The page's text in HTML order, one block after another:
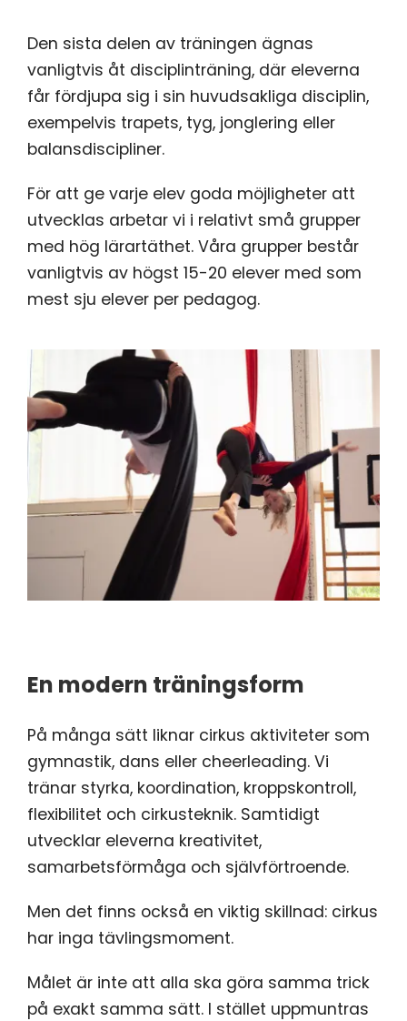
Den sista delen av träningen ägnas
vanligtvis åt disciplinträning, där eleverna
får fördjupa sig i sin huvudsakliga disciplin,
exempelvis trapets, tyg, jonglering eller
balansdiscipliner.
För att ge varje elev goda möjligheter att
utvecklas arbetar vi i relativt små grupper
med hög lärartäthet. Våra grupper består
vanligtvis av högst 15-20 elever med som
mest sju elever per pedagog.
En modern träningsform
På många sätt liknar cirkus aktiviteter som
gymnastik, dans eller cheerleading. Vi
tränar styrka, koordination, kroppskontroll,
flexibilitet och cirkusteknik. Samtidigt
utvecklar eleverna kreativitet,
samarbetsförmåga och självförtroende.
Men det finns också en viktig skillnad: cirkus
har inga tävlingsmoment.
Målet är inte att alla ska göra samma trick
på exakt samma sätt. I stället uppmuntras